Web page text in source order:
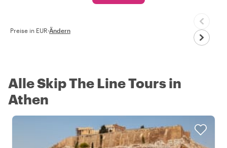
Preise in EUR·Ändern
Alle Skip The Line Tours in
Athen